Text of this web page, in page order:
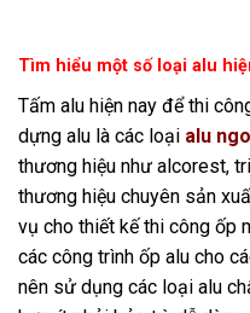
Tìm hiểu một số loại alu
Tấm alu hiện nay để thi
dựng alu là các loại alu
thương hiệu như alcorest,
thương hiệu chuyên sản
vụ cho thiết kế thi công ốp
các công trình ốp alu cho
nên sử dụng các loại alu